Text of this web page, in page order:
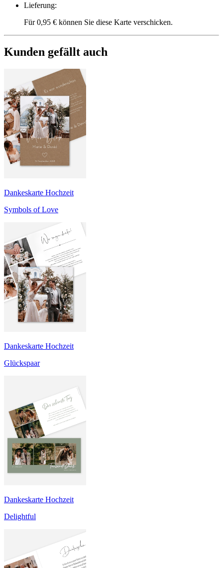
Lieferung:
Für 0,95 € können Sie diese Karte verschicken.
Kunden gefällt auch
Dankeskarte Hochzeit
Symbols of Love
Dankeskarte Hochzeit
Glückspaar
Dankeskarte Hochzeit
Delightful